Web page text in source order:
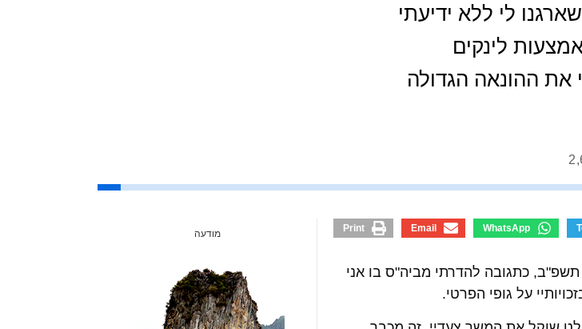
לי ללא ידיעתי
באמצעות לינקים
את ההונאה הגדולה
WhatsApp
Email
Print
תשפ"ב, כתגובה להדרתי מביה"ס בו אני
על גופי הפרטי.
מודעה